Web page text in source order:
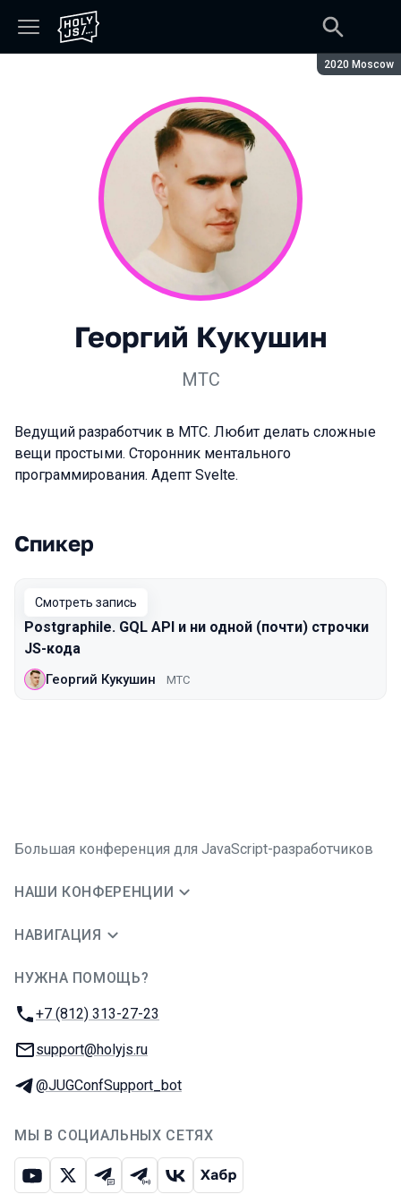
Сезон:
2020 Moscow
Георгий Кукушин
МТС
Ведущий разработчик в МТС. Любит делать сложные
вещи простыми. Сторонник ментального
программирования. Адепт Svelte.
Выступления в сезоне 2020 Moscow
Спикер
Смотреть запись
Postgraphile. GQL API и ни одной (почти) строчки
JS-кода
Георгий Кукушин МТС
Большая конференция для JavaScript-разработчиков
НАШИ КОНФЕРЕНЦИИ
НАВИГАЦИЯ
НУЖНА ПОМОЩЬ?
Телефон:
+7 (812) 313-27-23
E-mail:
support@holyjs.ru
Телеграм:
@JUGConfSupport_bot
МЫ В СОЦИАЛЬНЫХ СЕТЯХ
ЮтубИкс Телеграм-чат
Телеграм-канал
ВКонтакте
Хабр